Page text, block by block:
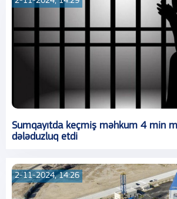
Sumqayıtda keçmiş məhkum 4 min
dələduzluq etdi
2-11-2024, 14:26